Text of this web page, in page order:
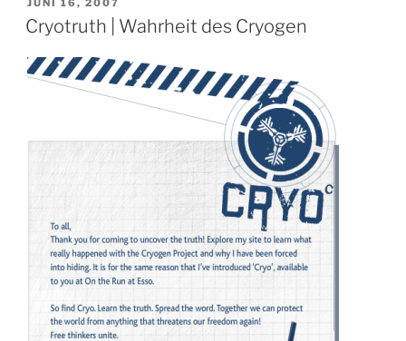
AM
JUNI 16, 2007
Cryotruth | Wahrheit des Cryogen